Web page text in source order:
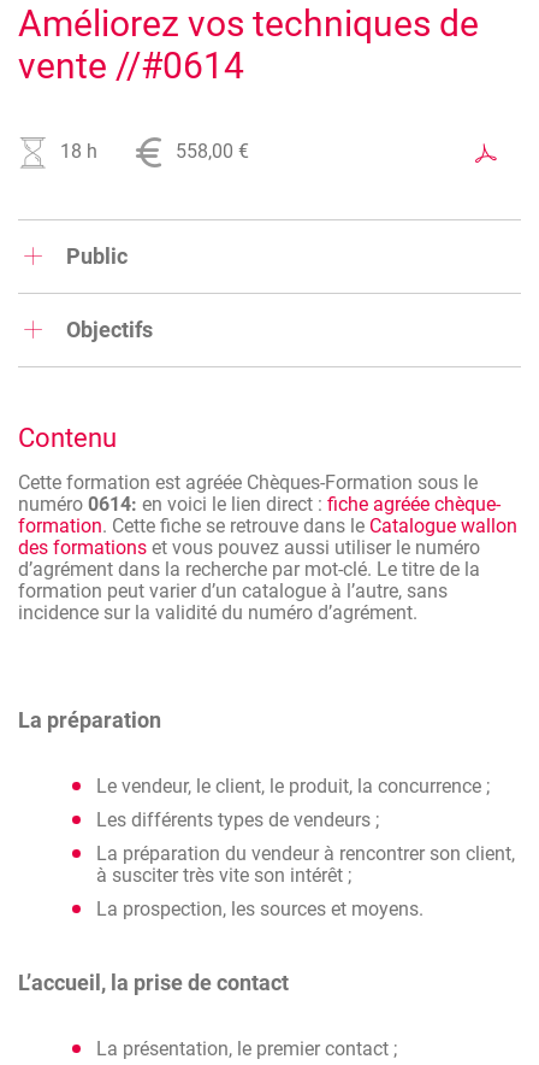
Améliorez vos techniques de
vente //#0614
18 h 558,00 €
Public
;
Tout vendeur qui souhaite se remettre en question
Objectifs
phases de la vente : la préparation, la prise de contact, la
et le suivi. Cette formation est un plus pour améliorer son
approche commerciale !
Contenu
Cette formation est agréée Chèques-Formation sous le
numéro 0614: en voici le lien direct : fiche agréée chèque-
formation. Cette fiche se retrouve dans le Catalogue wallon
des formations et vous pouvez aussi utiliser le numéro
d’agrément dans la recherche par mot-clé. Le titre de la
formation peut varier d’un catalogue à l’autre, sans
incidence sur la validité du numéro d’agrément.
La préparation
Le vendeur, le client, le produit, la concurrence ;
Les différents types de vendeurs ;
La préparation du vendeur à rencontrer son client,
à susciter très vite son intérêt ;
La prospection, les sources et moyens.
L’accueil, la prise de contact
La présentation, le premier contact ;